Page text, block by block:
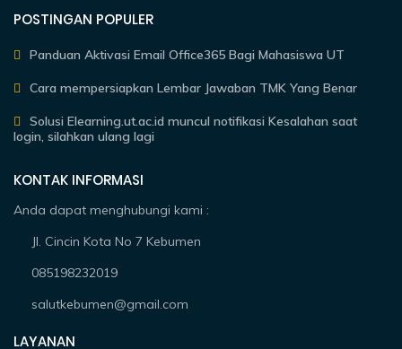
POSTINGAN POPULER
Panduan Aktivasi Email Office365 Bagi Mahasiswa UT
Cara mempersiapkan Lembar Jawaban TMK Yang Benar
Solusi Elearning.ut.ac.id muncul notifikasi Kesalahan saat
login, silahkan ulang lagi
KONTAK INFORMASI
Anda dapat menghubungi kami :
Jl. Cincin Kota No 7 Kebumen
085198232019
salutkebumen@gmail.com
LAYANAN